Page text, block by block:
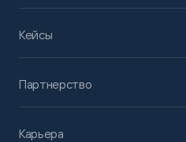
Кейсы
Партнерство
Карьера